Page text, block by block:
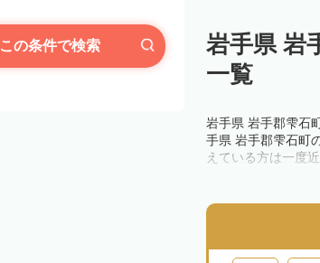
この条件で検索
岩手県 岩
一覧
岩手県 岩手郡雫石
手県 岩手郡雫石町
えている方は一度